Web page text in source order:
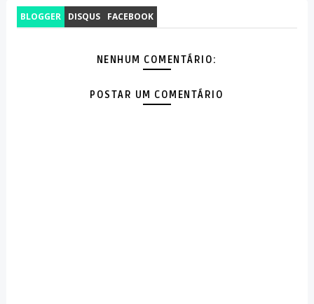
BLOGGER DISQUS FACEBOOK
NENHUM COMENTÁRIO:
POSTAR UM COMENTÁRIO